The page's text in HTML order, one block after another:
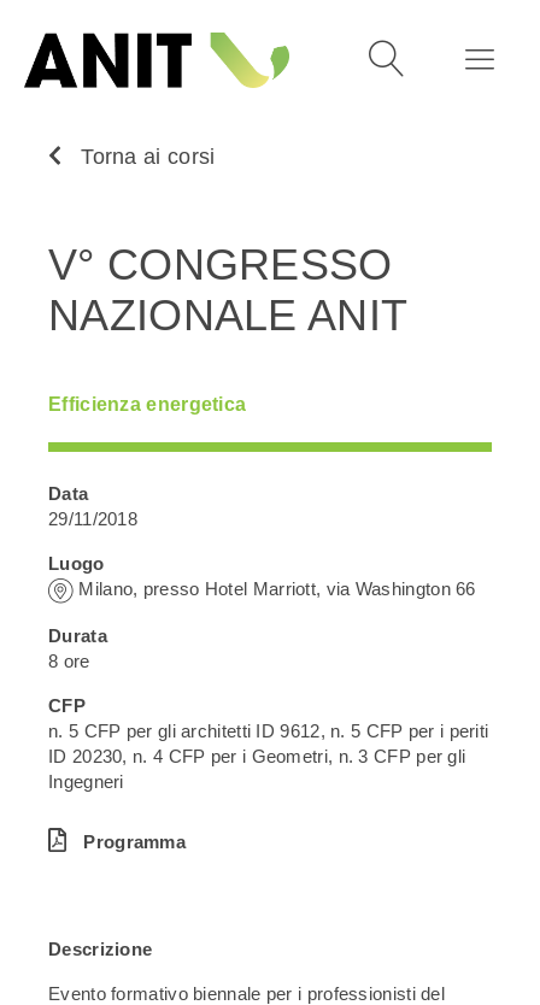
Torna ai corsi
V° CONGRESSO
NAZIONALE ANIT
Efficienza energetica
Data
29/11/2018
Luogo
Milano, presso Hotel Marriott, via Washington 66
Durata
8 ore
CFP
n. 5 CFP per gli architetti ID 9612, n. 5 CFP per i periti
ID 20230, n. 4 CFP per i Geometri, n. 3 CFP per gli
Ingegneri
Programma
Descrizione
Evento formativo biennale per i professionisti del